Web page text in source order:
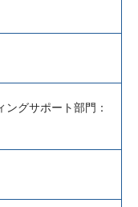
グサポート部門：